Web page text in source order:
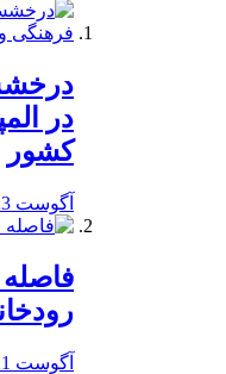
در
کشور
آگوست 23, 2019
آگوست 21, 2019